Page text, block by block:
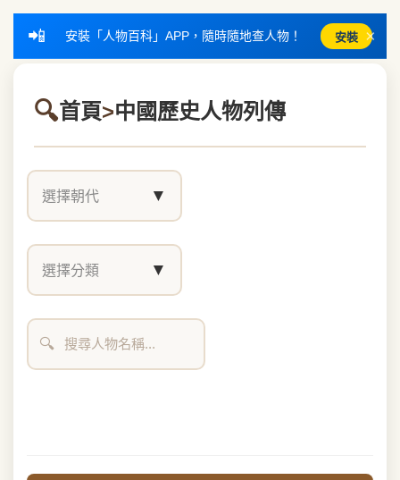
📲 安裝「人物百科」APP，隨時隨地查人物！ 安裝 ×
首頁>中國歷史人物列傳
選擇朝代 ▼
選擇分類 ▼